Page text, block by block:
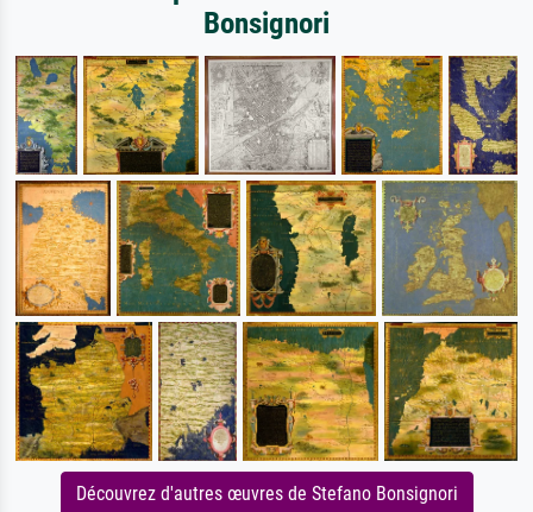
Bonsignori
Découvrez d'autres œuvres de Stefano Bonsignori